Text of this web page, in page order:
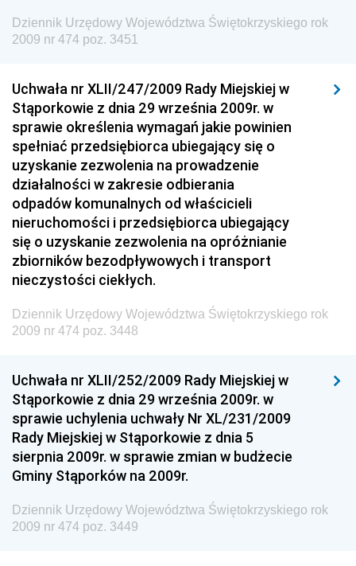
Dziennik Urzędowy Ministra Energii
Dziennik Urzędowy Ministra Finansów
Dziennik Urzędowy Ministra Rozwoju i Finansów
Dziennik Urzędowy Wyższego Urzędu Górniczego
Dziennik Urzędowy Prezesa Urzędu Transportu
Kolejowego
Dziennik Urzędowy Ministra Przedsiębiorczości i
Technologii
Dziennik Urzędowy Ministra Inwestycji i Rozwoju
Dziennik Urzędowy Naczelnego Dyrektora Archiwów
Państwowych
Dziennik Urzędowy Ministra Finansów, Inwestycji i
Rozwoju
Dziennik Urzędowy Ministra Sportu
Dziennik Urzędowy Ministra Funduszy i Polityki
Regionalnej
Dziennik Urzędowy Ministra Aktywów Państwowych
Dziennik Urzędowy Ministra Zdrowia
Dziennik Urzędowy Ministra Środowiska i Głównego
Inspektora Ochrony Środowiska
Dziennik Urzędowy Województwa Świętokrzyskiego rok
2009 nr 474 poz. 3451
Uchwała nr XLII/247/2009 Rady Miejskiej w
Stąporkowie z dnia 29 września 2009r. w
sprawie określenia wymagań jakie powinien
spełniać przedsiębiorca ubiegający się o
uzyskanie zezwolenia na prowadzenie
działalności w zakresie odbierania
odpadów komunalnych od właścicieli
nieruchomości i przedsiębiorca ubiegający
się o uzyskanie zezwolenia na opróżnianie
zbiorników bezodpływowych i transport
nieczystości ciekłych.
Dziennik Urzędowy Województwa Świętokrzyskiego rok
2009 nr 474 poz. 3448
Uchwała nr XLII/252/2009 Rady Miejskiej w
Stąporkowie z dnia 29 września 2009r. w
sprawie uchylenia uchwały Nr XL/231/2009
Rady Miejskiej w Stąporkowie z dnia 5
sierpnia 2009r. w sprawie zmian w budżecie
Gminy Stąporków na 2009r.
Dziennik Urzędowy Województwa Świętokrzyskiego rok
2009 nr 474 poz. 3449